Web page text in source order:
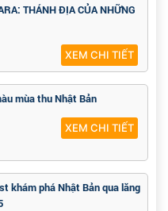
THÁNH ĐỊA CỦA NHỮNG
XEM CHI TIẾT
mùa thu Nhật Bản
XEM CHI TIẾT
khám phá Nhật Bản qua lăng